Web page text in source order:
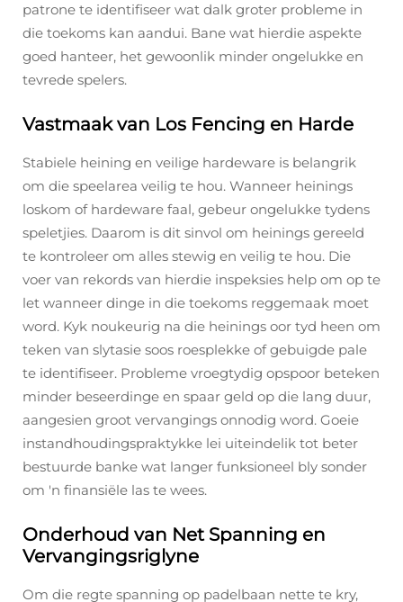
patrone te identifiseer wat dalk groter probleme in
die toekoms kan aandui. Bane wat hierdie aspekte
goed hanteer, het gewoonlik minder ongelukke en
tevrede spelers.
Vastmaak van Los Fencing en Harde
Stabiele heining en veilige hardeware is belangrik
om die speelarea veilig te hou. Wanneer heinings
loskom of hardeware faal, gebeur ongelukke tydens
speletjies. Daarom is dit sinvol om heinings gereeld
te kontroleer om alles stewig en veilig te hou. Die
voer van rekords van hierdie inspeksies help om op te
let wanneer dinge in die toekoms reggemaak moet
word. Kyk noukeurig na die heinings oor tyd heen om
teken van slytasie soos roesplekke of gebuigde pale
te identifiseer. Probleme vroegtydig opspoor beteken
minder beseerdinge en spaar geld op die lang duur,
aangesien groot vervangings onnodig word. Goeie
instandhoudingspraktykke lei uiteindelik tot beter
bestuurde banke wat langer funksioneel bly sonder
om 'n finansiële las te wees.
Onderhoud van Net Spanning en
Vervangingsriglyne
Om die regte spanning op padelbaan nette te kry,